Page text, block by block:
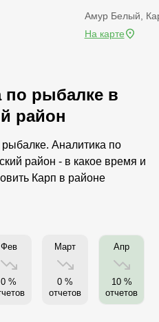
Амур Белый,
На карте
по рыбалке в
район
рыбалке. Аналитика по
район - в какое время и
Карп в районе
Фев
0 %
Март
0 %
отчетов
Апр
10 %
отчетов